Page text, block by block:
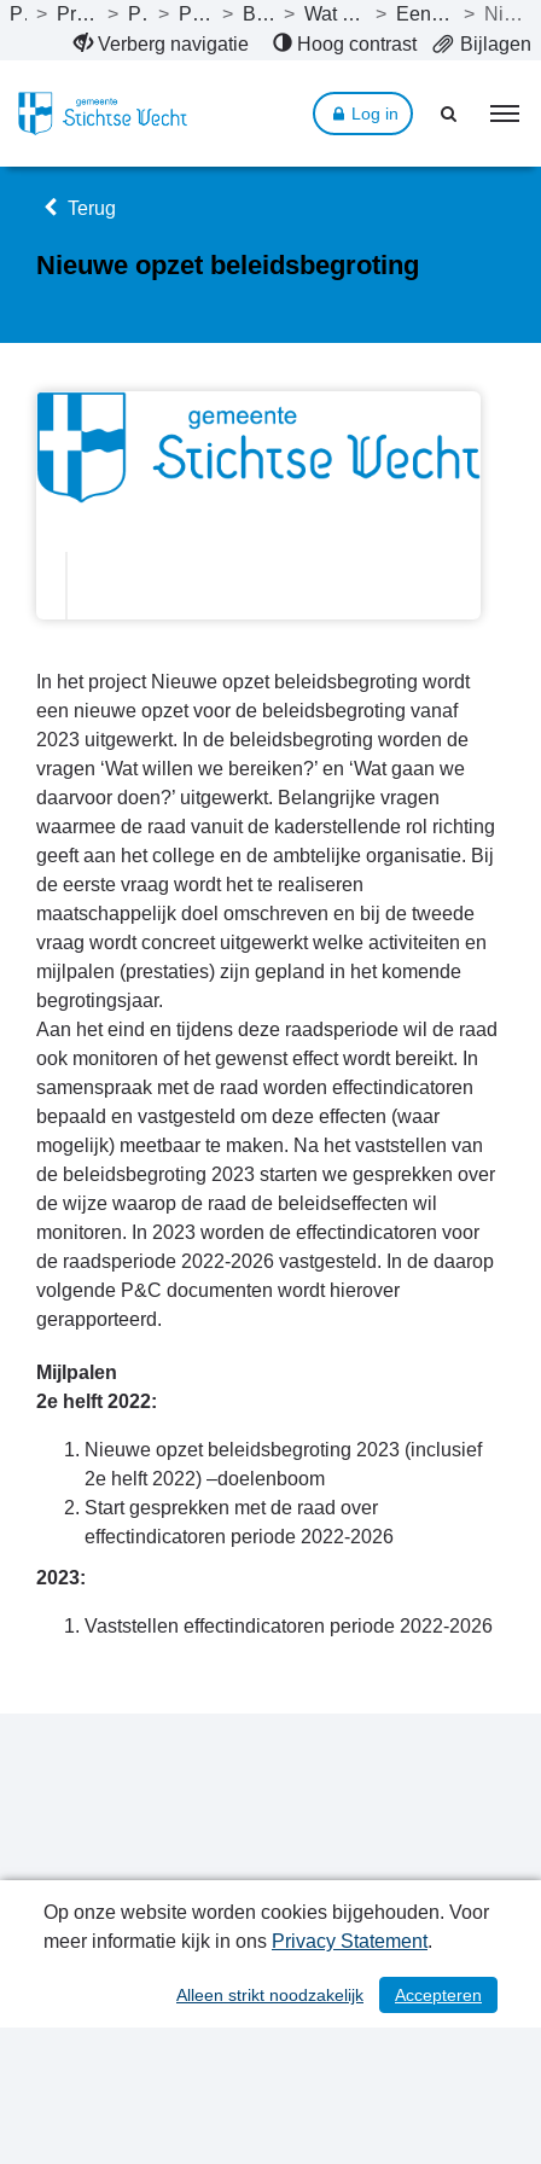
Naar hoofdinhoud
Publicaties> Programmabegroting 2023 > Programma’s> Programma 1. Bestuur > Beleid programma 1 > Wat willen we bereiken tot en met 2026? > Een begroting gericht op de toekomst >
Nieuwe opzet beleidsbegroting
Verberg navigatie
Hoog contrast Bijlagen
Log in
Terug
Nieuwe opzet beleidsbegroting
In het project Nieuwe opzet beleidsbegroting wordt
een nieuwe opzet voor de beleidsbegroting vanaf
2023 uitgewerkt. In de beleidsbegroting worden de
vragen ‘Wat willen we bereiken?’ en ‘Wat gaan we
daarvoor doen?’ uitgewerkt. Belangrijke vragen
waarmee de raad vanuit de kaderstellende rol richting
geeft aan het college en de ambtelijke organisatie. Bij
de eerste vraag wordt het te realiseren
maatschappelijk doel omschreven en bij de tweede
vraag wordt concreet uitgewerkt welke activiteiten en
mijlpalen (prestaties) zijn gepland in het komende
begrotingsjaar.
Aan het eind en tijdens deze raadsperiode wil de raad
ook monitoren of het gewenst effect wordt bereikt. In
samenspraak met de raad worden effectindicatoren
bepaald en vastgesteld om deze effecten (waar
mogelijk) meetbaar te maken. Na het vaststellen van
de beleidsbegroting 2023 starten we gesprekken over
de wijze waarop de raad de beleidseffecten wil
monitoren. In 2023 worden de effectindicatoren voor
de raadsperiode 2022-2026 vastgesteld. In de daarop
volgende P&C documenten wordt hierover
gerapporteerd.
Mijlpalen
2e helft 2022:
Nieuwe opzet beleidsbegroting 2023 (inclusief
2e helft 2022) –doelenboom
Start gesprekken met de raad over
effectindicatoren periode 2022-2026
2023:
Vaststellen effectindicatoren periode 2022-2026
/ 215
Publicatiedatum: 15-09-2022
Op onze website worden cookies bijgehouden. Voor
meer informatie kijk in ons Privacy Statement.
Accepteren
Alleen strikt noodzakelijk